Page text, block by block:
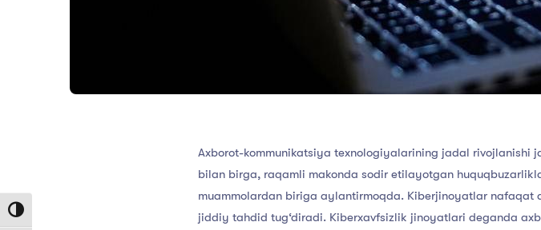
Toggle High Contrast
Axborot-kommunikatsiya texnologiyalarining jadal rivojlanishi
bilan birga, raqamli makonda sodir etilayotgan
muammolardan biriga aylantirmoqda. Kiberjinoyatlar nafaqat
jiddiy tahdid tug‘diradi. Kiberxavfsizlik jinoyatlari deganda